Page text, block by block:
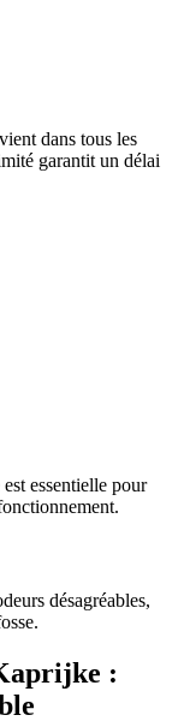
dans tous les
garantit un délai
essentielle pour
désagréables,
: